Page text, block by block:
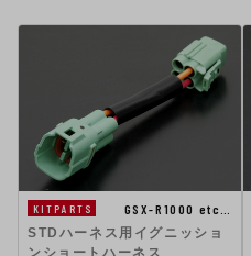
KITPARTS
GSX-R1000 etc…
STDハーネス用イグニッショ